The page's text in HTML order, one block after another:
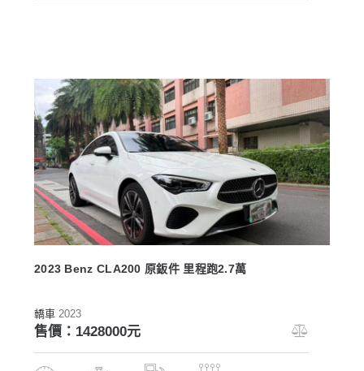
2023 Benz CLA200 原鈑件 里程跑2.7萬
轎車 2023
售價：1428000元